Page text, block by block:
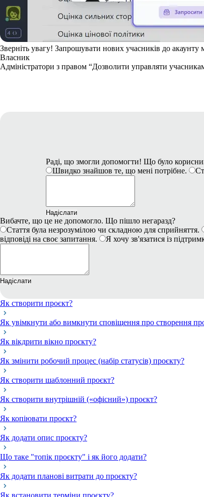
Зверніть увагу! Запрошувати нових учасників до акаунту
Власник
Адміністратори з правом “Дозволити управляти
Раді, що змогли допомогти! Що було
Швидко знайшов те, що мені потрібне.
Надіслати
Вибачте, що це не допомогло. Що пішло негаразд?
Стаття була незрозумілою чи складною для сприйняття.
відповіді на своє запитання.
Я хочу зв'язатися із
Надіслати
Як створити проєкт?
Як увімкнути або вимкнути сповіщення про створення
Як вікдрити вікно проєкту?
Як змінити робочий процес (набір статусів) проєкту?
Як створити шаблонний проєкт?
Як створити внутрішній («офісний») проєкт?
Як копіювати проєкт?
Як додати опис проєкту?
Що таке "топік проєкту" і як його додати?
Як додати планові витрати до проєкту?
Як встановити терміни проєкту?